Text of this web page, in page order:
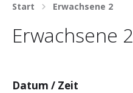
Start Erwachsene 2
Erwachsene 2
Datum / Zeit